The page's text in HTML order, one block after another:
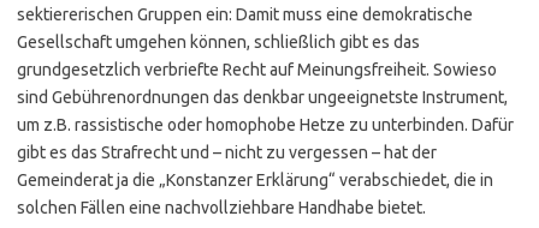
sektiererischen Gruppen ein: Damit muss eine demokratische
Gesellschaft umgehen können, schließlich gibt es das
grundgesetzlich verbriefte Recht auf Meinungsfreiheit. Sowieso
sind Gebührenordnungen das denkbar ungeeignetste Instrument,
um z.B. rassistische oder homophobe Hetze zu unterbinden. Dafür
gibt es das Strafrecht und – nicht zu vergessen – hat der
Gemeinderat ja die „Konstanzer Erklärung“ verabschiedet, die in
solchen Fällen eine nachvollziehbare Handhabe bietet.